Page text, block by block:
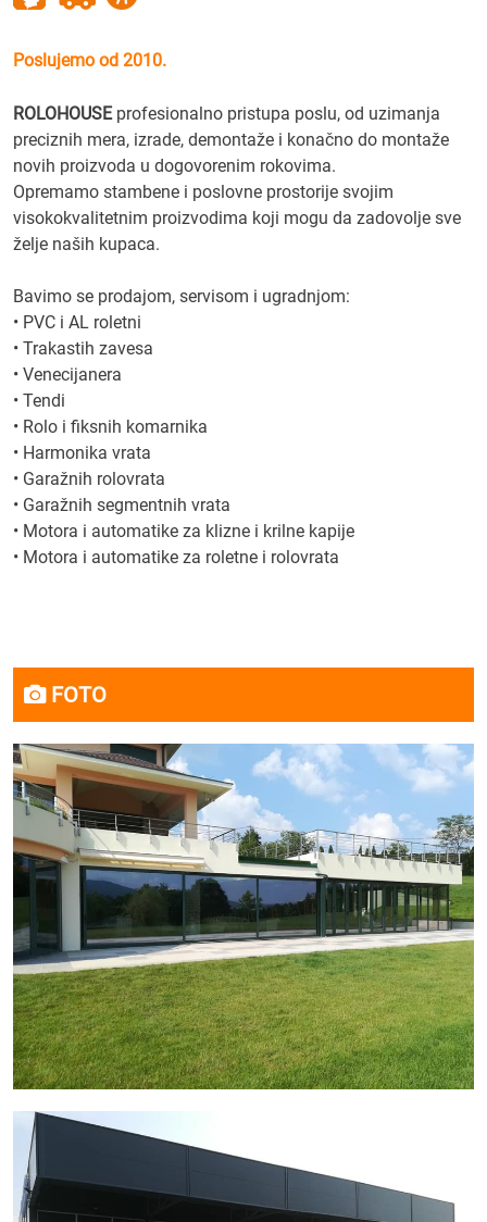
Poslujemo od 2010.
ROLOHOUSEprofesionalno pristupa poslu, od uzimanja
preciznih mera, izrade, demontaže i konačno do montaže
novih proizvoda u dogovorenim rokovima.
Opremamo stambene i poslovne prostorije svojim
visokokvalitetnim proizvodima koji mogu da zadovolje sve
želje naših kupaca.
Bavimo se prodajom, servisom i ugradnjom:
• PVC i AL roletni
• Trakastih zavesa
• Venecijanera
• Tendi
• Rolo i fiksnih komarnika
• Harmonika vrata
• Garažnih rolovrata
• Garažnih segmentnih vrata
• Motora i automatike za klizne i krilne kapije
• Motora i automatike za roletne i rolovrata
FOTO